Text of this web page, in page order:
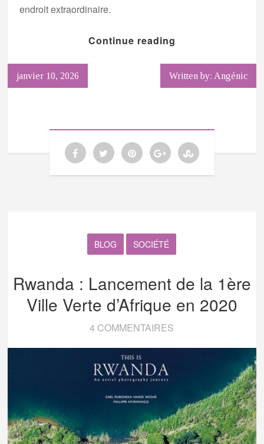
endroit extraordinaire.
Continue reading
janvier 10, 2026 Written by: Angénic
BLOG SOCIÉTÉ
Rwanda : Lancement de la 1ère
Ville Verte d’Afrique en 2020
4 COMMENTAIRES